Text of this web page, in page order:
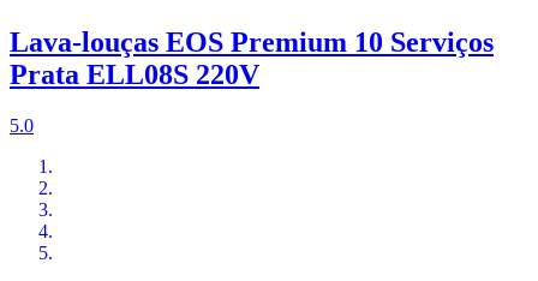
Lava-louças EOS Premium 10 Serviços
Prata ELL08S 220V
5.0